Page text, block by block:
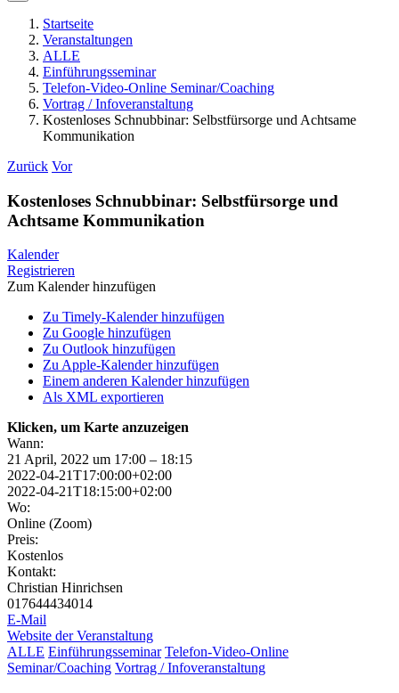
Startseite
Veranstaltungen
ALLE
Einführungsseminar
Telefon-Video-Online Seminar/Coaching
Vortrag / Infoveranstaltung
Kostenloses Schnubbinar: Selbstfürsorge und Achtsame
Kommunikation
Zurück Vor
Kostenloses Schnubbinar: Selbstfürsorge und
Achtsame Kommunikation
Kalender
Registrieren
Zum Kalender hinzufügen
Zu Timely-Kalender hinzufügen
Zu Google hinzufügen
Zu Outlook hinzufügen
Zu Apple-Kalender hinzufügen
Einem anderen Kalender hinzufügen
Als XML exportieren
Klicken, um Karte anzuzeigen
Wann:
21 April, 2022 um 17:00 – 18:15
2022-04-21T17:00:00+02:00
2022-04-21T18:15:00+02:00
Wo:
Online (Zoom)
Preis:
Kostenlos
Kontakt:
Christian Hinrichsen
017644434014
E-Mail
Website der Veranstaltung
ALLE Einführungsseminar Telefon-Video-Online
Seminar/Coaching Vortrag / Infoveranstaltung